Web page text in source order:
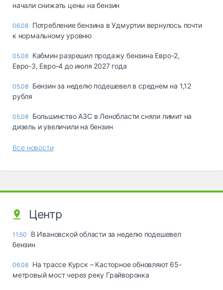
начали снижать цены на бензин
06.08 Потребление бензина в Удмуртии вернулось почти
к нормальному уровню
05.08 Кабмин разрешил продажу бензина Евро-2,
Евро-3, Евро-4 до июля 2027 года
05.08 Бензин за неделю подешевел в среднем на 1,12
рубля
05.08 Большинство АЗС в Ленобласти сняли лимит на
дизель и увеличили на бензин
Все новости
Центр
11:50
В Ивановской области за неделю подешевел
бензин
06.08 На трассе Курск – Касторное обновляют 65-
метровый мост через реку Грайворонка